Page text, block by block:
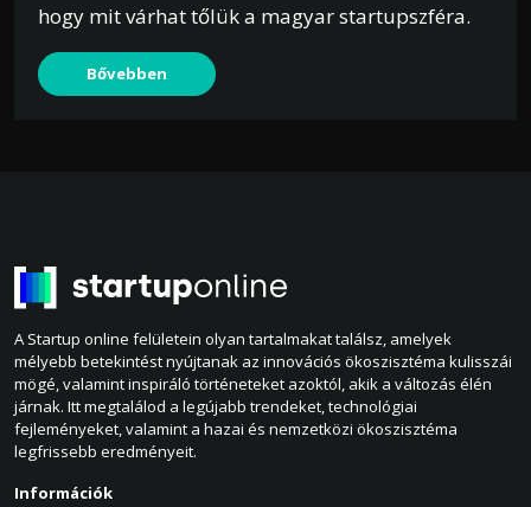
hogy mit várhat tőlük a magyar startupszféra.
Bővebben
A Startup online felületein olyan tartalmakat találsz, amelyek
mélyebb betekintést nyújtanak az innovációs ökoszisztéma kulisszái
mögé, valamint inspiráló történeteket azoktól, akik a változás élén
járnak. Itt megtalálod a legújabb trendeket, technológiai
fejleményeket, valamint a hazai és nemzetközi ökoszisztéma
legfrissebb eredményeit.
Információk